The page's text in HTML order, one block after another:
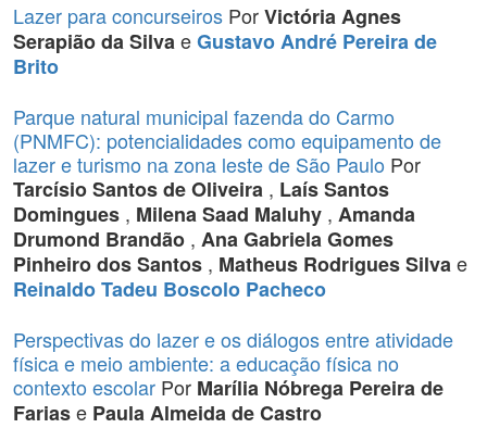
Lazer para concurseiros PorVictória Agnes
Serapião da SilvaeGustavo André Pereira de
Brito
Parque natural municipal fazenda do Carmo
(PNMFC): potencialidades como equipamento de
lazer e turismo na zona leste de São Paulo Por
Tarcísio Santos de Oliveira , Laís Santos
Domingues , Milena Saad Maluhy , Amanda
Drumond Brandão , Ana Gabriela Gomes
Pinheiro dos Santos , Matheus Rodrigues Silvae
Reinaldo Tadeu Boscolo Pacheco
Perspectivas do lazer e os diálogos entre atividade
física e meio ambiente: a educação física no
contexto escolar Por Marília Nóbrega Pereira de
Fariase Paula Almeida de Castro